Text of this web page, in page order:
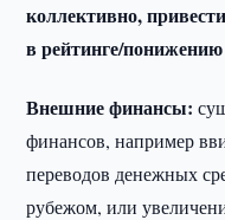
коллективно,
в рейтинге/понижению
Внешние финансы:
финансов, например
переводов денежных
рубежом, или